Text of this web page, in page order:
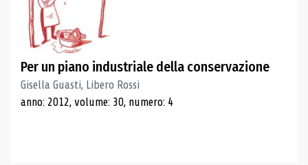
Per un piano industriale della conservazione
Gisella Guasti, Libero Rossi
anno: 2012, volume: 30, numero: 4